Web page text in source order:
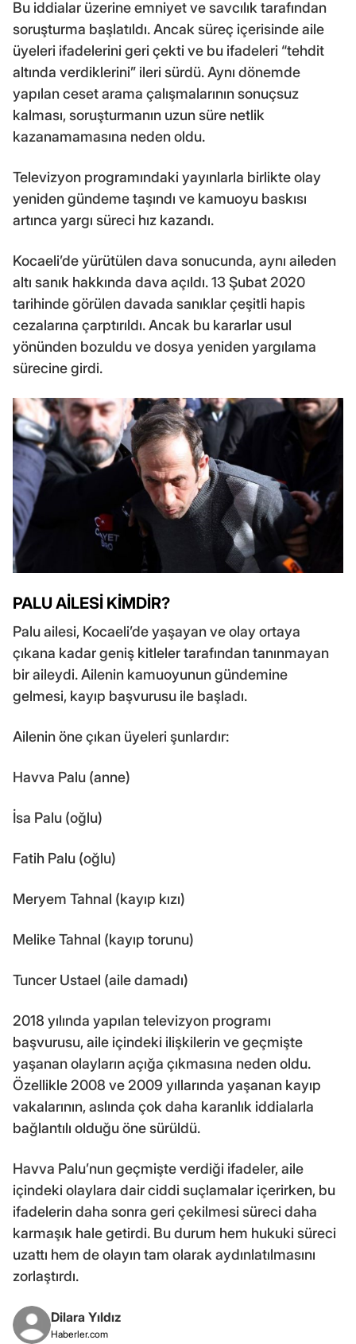
Bu iddialar üzerine emniyet ve savcılık tarafından
soruşturma başlatıldı. Ancak süreç içerisinde aile
üyeleri ifadelerini geri çekti ve bu ifadeleri “tehdit
altında verdiklerini” ileri sürdü. Aynı dönemde
yapılan ceset arama çalışmalarının sonuçsuz
kalması, soruşturmanın uzun süre netlik
kazanamamasına neden oldu.
Televizyon programındaki yayınlarla birlikte olay
yeniden gündeme taşındı ve kamuoyu baskısı
artınca yargı süreci hız kazandı.
Kocaeli’de yürütülen dava sonucunda, aynı aileden
altı sanık hakkında dava açıldı. 13 Şubat 2020
tarihinde görülen davada sanıklar çeşitli hapis
cezalarına çarptırıldı. Ancak bu kararlar usul
yönünden bozuldu ve dosya yeniden yargılama
sürecine girdi.
PALU AİLESİ KİMDİR?
Palu ailesi, Kocaeli’de yaşayan ve olay ortaya
çıkana kadar geniş kitleler tarafından tanınmayan
bir aileydi. Ailenin kamuoyunun gündemine
gelmesi, kayıp başvurusu ile başladı.
Ailenin öne çıkan üyeleri şunlardır:
Havva Palu (anne)
İsa Palu (oğlu)
Fatih Palu (oğlu)
Meryem Tahnal (kayıp kızı)
Melike Tahnal (kayıp torunu)
Tuncer Ustael (aile damadı)
2018 yılında yapılan televizyon programı
başvurusu, aile içindeki ilişkilerin ve geçmişte
yaşanan olayların açığa çıkmasına neden oldu.
Özellikle 2008 ve 2009 yıllarında yaşanan kayıp
vakalarının, aslında çok daha karanlık iddialarla
bağlantılı olduğu öne sürüldü.
Havva Palu’nun geçmişte verdiği ifadeler, aile
içindeki olaylara dair ciddi suçlamalar içerirken, bu
ifadelerin daha sonra geri çekilmesi süreci daha
karmaşık hale getirdi. Bu durum hem hukuki süreci
uzattı hem de olayın tam olarak aydınlatılmasını
zorlaştırdı.
Dilara Yıldız
Haberler.com